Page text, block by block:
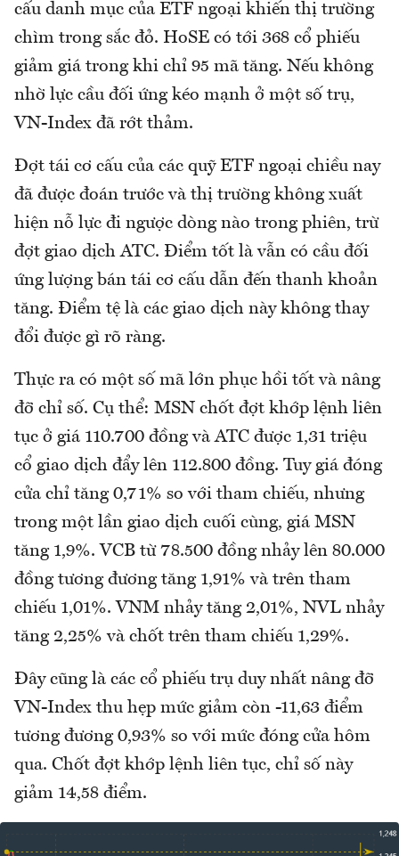
cấu danh mục của ETF ngoại khiến thị trường
chìm trong sắc đỏ. HoSE có tới 368 cổ phiếu
giảm giá trong khi chỉ 95 mã tăng. Nếu không
nhờ lực cầu đối ứng kéo mạnh ở một số trụ,
VN-Index đã rớt thảm.
Đợt tái cơ cấu của các quỹ ETF ngoại chiều nay
đã được đoán trước và thị trường không xuất
hiện nỗ lực đi ngược dòng nào trong phiên, trừ
đợt giao dịch ATC. Điểm tốt là vẫn có cầu đối
ứng lượng bán tái cơ cấu dẫn đến thanh khoản
tăng. Điểm tệ là các giao dịch này không thay
đổi được gì rõ ràng.
Thực ra có một số mã lớn phục hồi tốt và nâng
đỡ chỉ số. Cụ thể: MSN chốt đợt khớp lệnh liên
tục ở giá 110.700 đồng và ATC được 1,31 triệu
cổ giao dịch đẩy lên 112.800 đồng. Tuy giá đóng
cửa chỉ tăng 0,71% so với tham chiếu, nhưng
trong một lần giao dịch cuối cùng, giá MSN
tăng 1,9%. VCB từ 78.500 đồng nhảy lên 80.000
đồng tương đương tăng 1,91% và trên tham
chiếu 1,01%. VNM nhảy tăng 2,01%, NVL nhảy
tăng 2,25% và chốt trên tham chiếu 1,29%.
Đây cũng là các cổ phiếu trụ duy nhất nâng đỡ
VN-Index thu hẹp mức giảm còn -11,63 điểm
tương đương 0,93% so với mức đóng cửa hôm
qua. Chốt đợt khớp lệnh liên tục, chỉ số này
giảm 14,58 điểm.